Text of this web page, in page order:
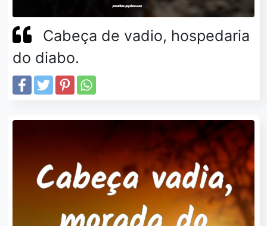
Cabeça de vadio, hospedaria
do diabo.